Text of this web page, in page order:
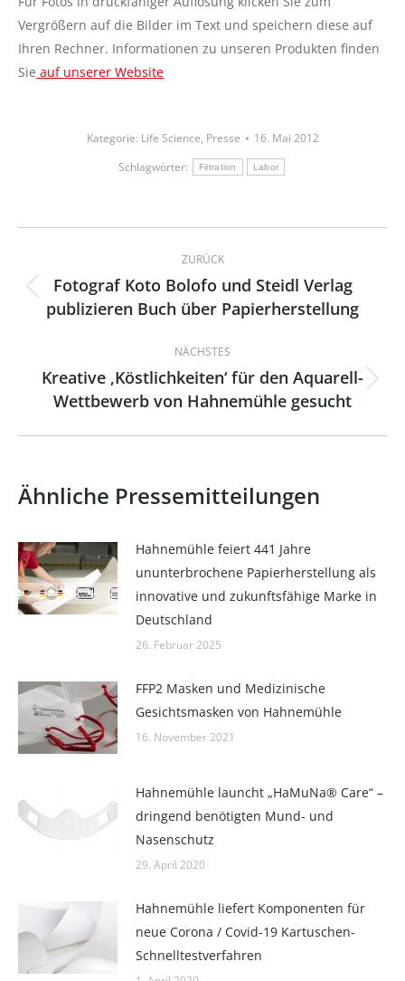
Vergrößern auf die Bilder im Text und speichern diese auf
Ihren Rechner. Informationen zu unseren Produkten finden
Sie auf unserer Website
Kategorie: Life Science, Presse
16. Mai 2012
Schlagwörter:
Filtration Labor
Kommentarnavigation
ZURÜCK
Vorheriger
Beitrag:
Fotograf Koto Bolofo und Steidl Verlag
publizieren Buch über Papierherstellung
NÄCHSTES
Nächster
Beitrag:
Kreative ‚Köstlichkeiten‘ für den Aquarell-
Wettbewerb von Hahnemühle gesucht
Ähnliche Pressemitteilungen
Hahnemühle feiert 441 Jahre
ununterbrochene Papierherstellung als
innovative und zukunftsfähige Marke in
Deutschland
26. Februar 2025
FFP2 Masken und Medizinische
Gesichtsmasken von Hahnemühle
16. November 2021
Hahnemühle launcht „HaMuNa® Care“ –
dringend benötigten Mund- und
Nasenschutz
29. April 2020
Hahnemühle liefert Komponenten für
neue Corona / Covid-19 Kartuschen-
Schnelltestverfahren